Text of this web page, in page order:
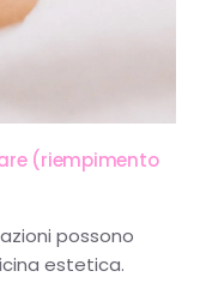
(riempimento
possono
estetica.